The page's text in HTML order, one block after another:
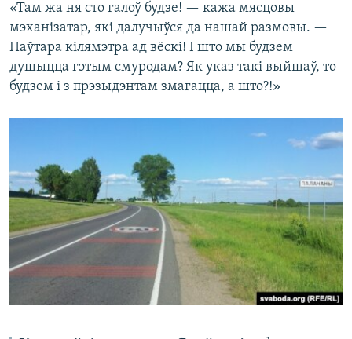
«Там жа ня сто галоў будзе! — кажа мясцовы
мэханізатар, які далучыўся да нашай размовы. —
Паўтара кілямэтра ад вёскі! І што мы будзем
душыцца гэтым смуродам? Як указ такі выйшаў, то
будзем і з прэзыдэнтам змагацца, а што?!»